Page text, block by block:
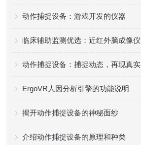
动作捕捉设备：游戏开发的仪器
动作捕捉设备：捕捉动态，再现真实
ErgoVR人因分析引擎的功能说明
揭开动作捕捉设备的神秘面纱
介绍动作捕捉设备的原理和种类